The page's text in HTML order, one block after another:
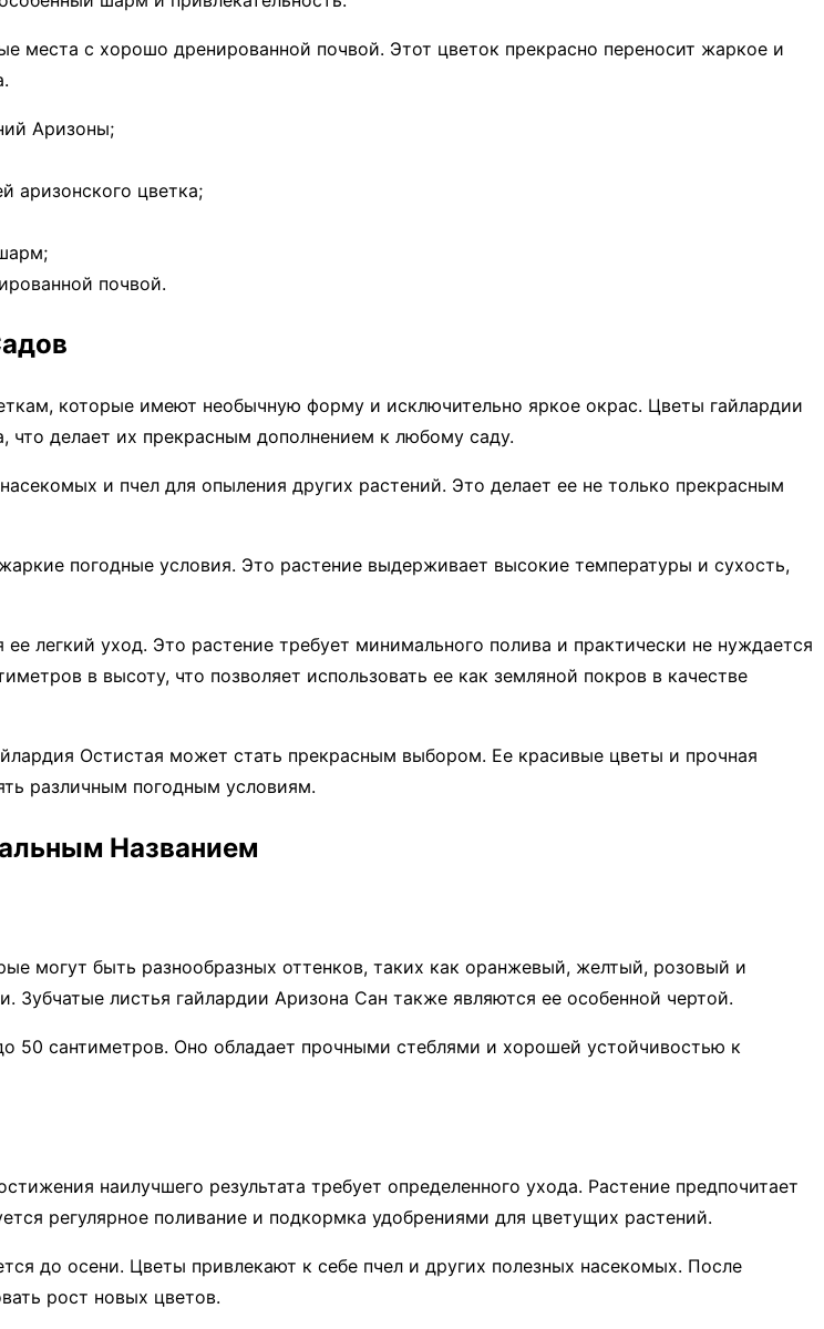
места с хорошо дренированной почвой. Этот цветок прекрасно переносит жаркое и
Аризоны;
аризонского цветка;
почвой.
которые имеют необычную форму и исключительно яркое окрас. Цветы гайлардии
что делает их прекрасным дополнением к любому саду.
и пчел для опыления других растений. Это делает ее не только прекрасным
погодные условия. Это растение выдерживает высокие температуры и сухость,
легкий уход. Это растение требует минимального полива и практически не нуждается
в высоту, что позволяет использовать ее как земляной покров в качестве
Остистая может стать прекрасным выбором. Ее красивые цветы и прочная
различным погодным условиям.
Названием
могут быть разнообразных оттенков, таких как оранжевый, желтый, розовый и
листья гайлардии Аризона Сан также являются ее особенной чертой.
50 сантиметров. Оно обладает прочными стеблями и хорошей устойчивостью к
наилучшего результата требует определенного ухода. Растение предпочитает
регулярное поливание и подкормка удобрениями для цветущих растений.
до осени. Цветы привлекают к себе пчел и других полезных насекомых. После
рост новых цветов.